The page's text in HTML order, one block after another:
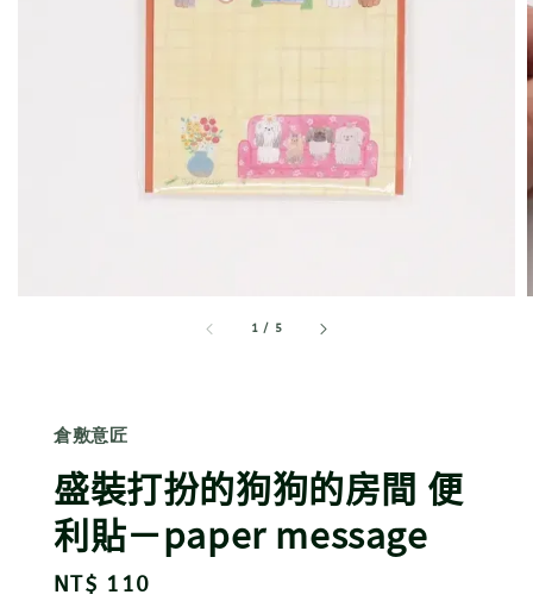
1 / 5
倉敷意匠
盛裝打扮的狗狗的房間 便
利貼－paper message
Regular
NT$ 110